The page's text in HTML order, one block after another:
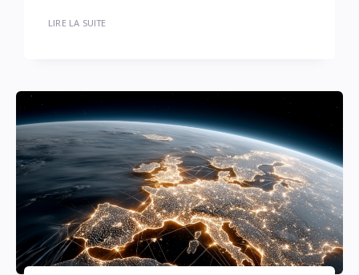
LIRE LA SUITE